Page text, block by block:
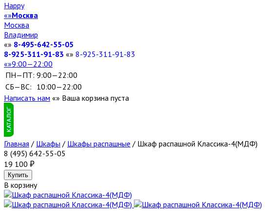
Happy
Москва
Москва
Владимир
8-495-642-55-05
8-925-311-91-83
8-925-311-91-83
9:00—22:00
ПН—ПТ: 9:00—22:00
СБ—ВС: 10:00—22:00
Написать нам
Ваша корзина пуста
Главная / Шкафы / Шкафы распашные / Шкаф распашной Классика-4(МДФ)
8 (495) 642-55-05
19 100
В корзину